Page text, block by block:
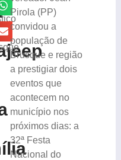
Pirola (PP)
convidou a
população de
Brusque e região
a prestigiar dois
eventos que
acontecem no
município nos
próximos dias: a
32ª Festa
Nacional do